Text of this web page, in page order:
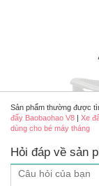
Xe đẩy 2
Sản phẩm thường được
đẩy Baobaohao V8 | Xe
dùng cho bé máy tháng
Hỏi đáp về sản